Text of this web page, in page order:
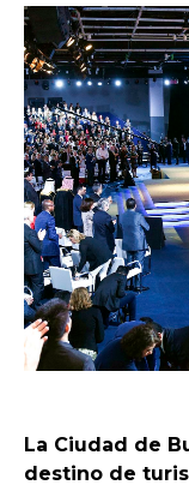
La Ciudad de
destino de